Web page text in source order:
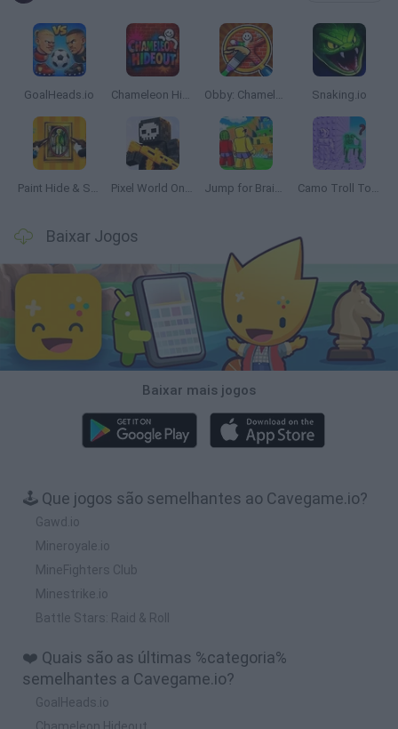
GoalHeads.io Chameleon Hideout Obby: Chameleon: Paint & Hide Snaking.io
Paint Hide & Seek Pixel World Online Jump for Brainrots Camo Troll Tower
Baixar Jogos
Baixar mais jogos
🕹️ Que jogos são semelhantes ao Cavegame.io?
Gawd.io
Mineroyale.io
MineFighters Club
Minestrike.io
Battle Stars: Raid & Roll
❤️ Quais são as últimas %categoria%
semelhantes a Cavegame.io?
GoalHeads.io